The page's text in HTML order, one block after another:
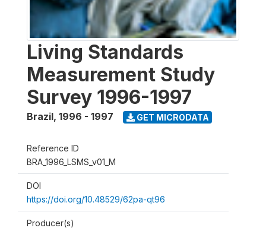
Living Standards
Measurement Study
Survey 1996-1997
Brazil, 1996 - 1997 GET MICRODATA
Reference ID
BRA_1996_LSMS_v01_M
DOI
https://doi.org/10.48529/62pa-qt96
Producer(s)